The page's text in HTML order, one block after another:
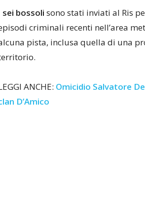
sei bossoli sono stati inviati al Ris
criminali recenti nell’area
pista, inclusa quella di una
ANCHE: Omicidio Salvatore
D’Amico